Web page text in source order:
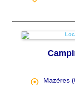
Mazères (